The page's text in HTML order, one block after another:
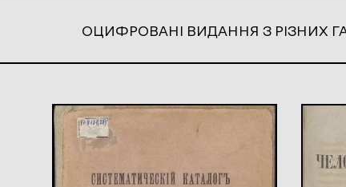
ОЦИФРОВАНІ ВИДАННЯ З РІЗНИХ